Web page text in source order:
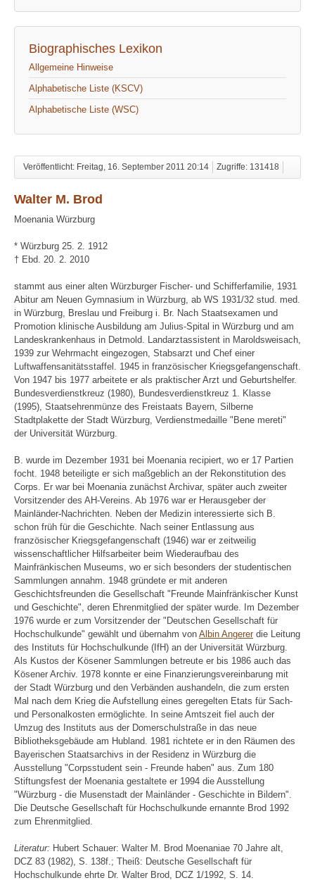
Biographisches Lexikon
Allgemeine Hinweise
Alphabetische Liste (KSCV)
Alphabetische Liste (WSC)
Veröffentlicht: Freitag, 16. September 2011 20:14 Zugriffe: 131418
Walter M. Brod
Moenania Würzburg
* Würzburg 25. 2. 1912
† Ebd. 20. 2. 2010
stammt aus einer alten Würzburger Fischer- und Schifferfamilie, 1931
Abitur am Neuen Gymnasium in Würzburg, ab WS 1931/32 stud. med.
in Würzburg, Breslau und Freiburg i. Br. Nach Staatsexamen und
Promotion klinische Ausbildung am Julius-Spital in Würzburg und am
Landeskrankenhaus in Detmold. Landarztassistent in Maroldsweisach,
1939 zur Wehrmacht eingezogen, Stabsarzt und Chef einer
Luftwaffensanitätsstaffel. 1945 in französischer Kriegsgefangenschaft.
Von 1947 bis 1977 arbeitete er als praktischer Arzt und Geburtshelfer.
Bundesverdienstkreuz (1980), Bundesverdienstkreuz 1. Klasse
(1995), Staatsehrenmünze des Freistaats Bayern, Silberne
Stadtplakette der Stadt Würzburg, Verdienstmedaille "Bene mereti"
der Universität Würzburg.
B. wurde im Dezember 1931 bei Moenania recipiert, wo er 17 Partien
focht. 1948 beteiligte er sich maßgeblich an der Rekonstitution des
Corps. Er war bei Moenania zunächst Archivar, später auch zweiter
Vorsitzender des AH-Vereins. Ab 1976 war er Herausgeber der
Mainländer-Nachrichten. Neben der Medizin interessierte sich B.
schon früh für die Geschichte. Nach seiner Entlassung aus
französischer Kriegsgefangenschaft (1946) war er zeitweilig
wissenschaftlicher Hilfsarbeiter beim Wiederaufbau des
Mainfränkischen Museums, wo er sich besonders der studentischen
Sammlungen annahm. 1948 gründete er mit anderen
Geschichtsfreunden die Gesellschaft "Freunde Mainfränkischer Kunst
und Geschichte", deren Ehrenmitglied der später wurde. Im Dezember
1976 wurde er zum Vorsitzender der "Deutschen Gesellschaft für
Hochschulkunde" gewählt und übernahm von Albin Angerer die Leitung
des Instituts für Hochschulkunde (IfH) an der Universität Würzburg.
Als Kustos der Kösener Sammlungen betreute er bis 1986 auch das
Kösener Archiv. 1978 konnte er eine Finanzierungsvereinbarung mit
der Stadt Würzburg und den Verbänden aushandeln, die zum ersten
Mal nach dem Krieg die Aufstellung eines geregelten Etats für Sach-
und Personalkosten ermöglichte. In seine Amtszeit fiel auch der
Umzug des Instituts aus der Domerschulstraße in das neue
Bibliotheksgebäude am Hubland. 1981 richtete er in den Räumen des
Bayerischen Staatsarchivs in der Residenz in Würzburg die
Ausstellung "Corpsstudent sein - Freunde haben" aus. Zum 180
Stiftungsfest der Moenania gestaltete er 1994 die Ausstellung
"Würzburg - die Musenstadt der Mainländer - Geschichte in Bildern".
Die Deutsche Gesellschaft für Hochschulkunde ernannte Brod 1992
zum Ehrenmitglied.
Literatur: Hubert Schauer: Walter M. Brod Moenaniae 70 Jahre alt,
DCZ 83 (1982), S. 138f.; Theiß: Deutsche Gesellschaft für
Hochschulkunde ehrte Dr. Walter Brod, DCZ 1/1992, S. 14.